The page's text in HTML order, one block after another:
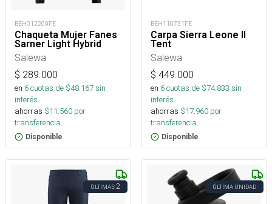
BEH012209FE
Chaqueta Mujer Fanes
Sarner Light Hybrid
Salewa
$ 289.000
en 6cuotas de $48.167sin
interés
ahorras $11.560 por
transferencia.
Disponible
BEH110731FE
Carpa Sierra Leone II
Tent
Salewa
$ 449.000
en 6cuotas de $74.833 sin
interés
ahorras $17.960 por
transferencia.
Disponible
ÚLTIMAS2 ÚLTIMA UNIDAD